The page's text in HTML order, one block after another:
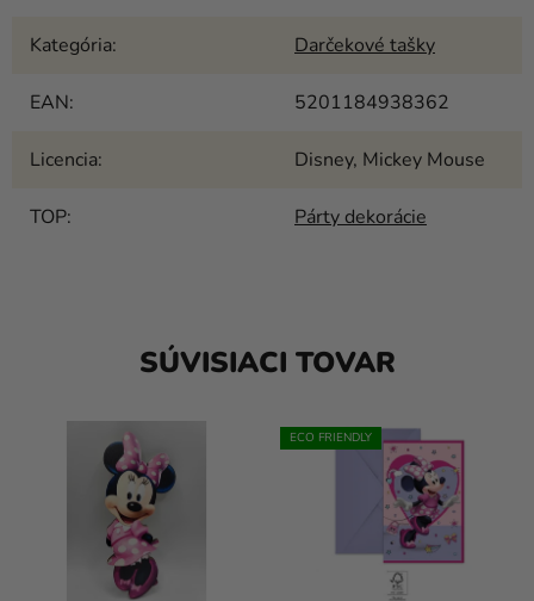
Kategória: Darčekové tašky
EAN: 5201184938362
Licencia: Disney, Mickey Mouse
TOP: Párty dekorácie
SÚVISIACI TOVAR
ECO FRIENDLY